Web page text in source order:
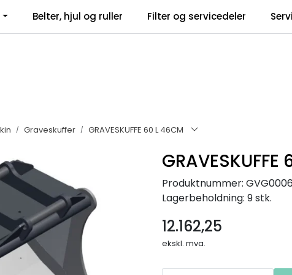
Belter, hjul og ruller Filter og servicedeler
Graveskuffer GRAVESKUFFE 60 L 46CM
Produktnummer:
Lagerbeholdning: 9 stk.
12.162,25
ekskl. mva.